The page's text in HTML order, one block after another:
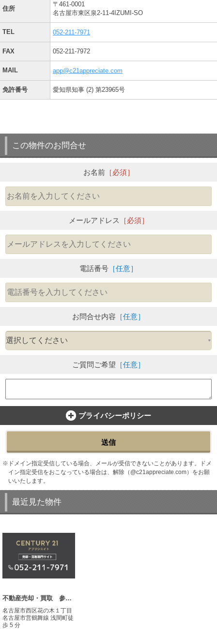
住所
〒461-0001
名古屋市東区泉2-11-4IZUMI-SO
TEL 052-211-7971
FAX 052-211-7972
MAIL app@c21appreciate.com
免許番号 愛知県知事 (2) 第23965号
この物件のお問合せ
お名前［必須］
メールアドレス ［必須］
電話番号 ［任意］
お問合せ内容 ［任意］
ご質問ご希望 ［任意］
プライバシーポリシー
送信
ドメイン指定受信している場合、メールが受信できないことがあります。ドメ
イン指定受信をおこなっている場合は、解除（@c21appreciate.com）をお願
いいたします。
最近見た物件
不動産売却・買取 参考事例
名古屋市西区花の木１丁目
名古屋市営鶴舞線 浅間町徒
歩 5 分